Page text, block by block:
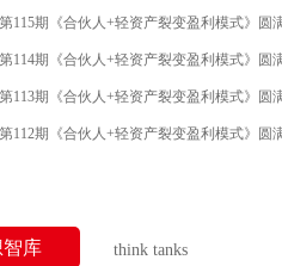
第115期《合伙人+轻资产裂变盈利模式》圆
第114期《合伙人+轻资产裂变盈利模式》圆
第113期《合伙人+轻资产裂变盈利模式》圆
第112期《合伙人+轻资产裂变盈利模式》圆
智库 think tanks